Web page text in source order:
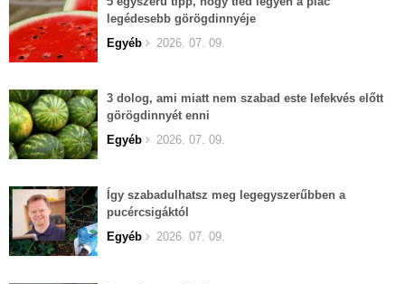
legédesebb görögdinnyéje
Egyéb
2026. 07. 09.
3 dolog, ami miatt nem szabad este lefekvés előtt
görögdinnyét enni
Egyéb
2026. 07. 09.
Így szabadulhatsz meg legegyszerűbben a
pucércsigáktól
Egyéb
2026. 07. 09.